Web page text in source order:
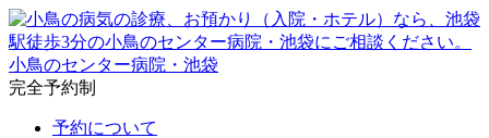
小鳥のセンター病院・池袋
完全予約制
予約について